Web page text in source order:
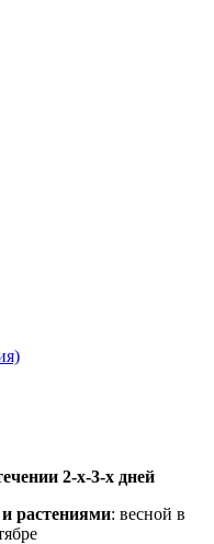
2-х-3-х дней
растениями: весной в